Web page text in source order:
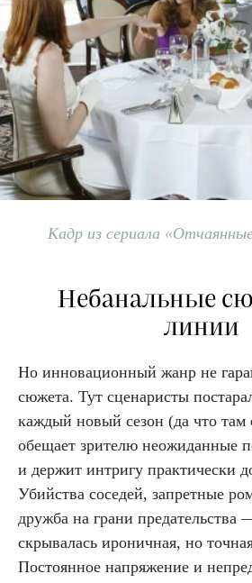
Кадр из сериала
Небанальные
линии
Но инновационный жанр не
сюжета. Тут сценаристы
каждый новый сезон (да что
обещает зрителю неожиданные
и держит интригу практически
Убийства соседей, запретные
дружба на грани предательства
скрывалась ироничная, но
Постоянное напряжение и